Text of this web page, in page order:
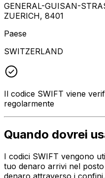
GENERAL-GUISAN-
ZUERICH, 8401
Paese
SWITZERLAND
Il codice SWIFT viene
regolarmente
Quando dovrei
I codici SWIFT vengono
tuo denaro arrivi nel
denaro attraverso i